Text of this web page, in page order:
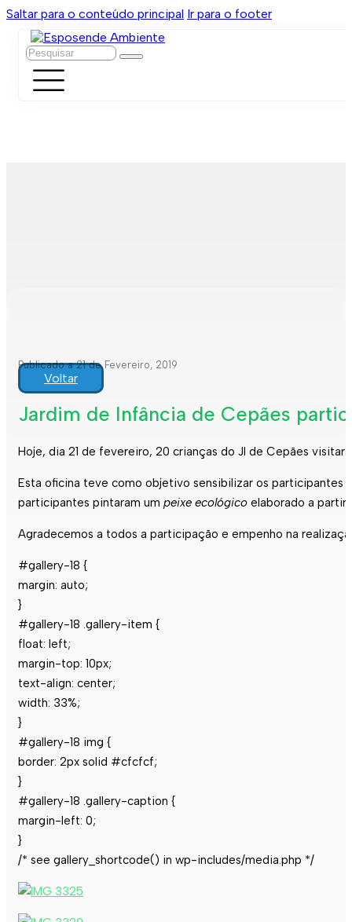
Saltar para o conteúdo principal Ir para o footer
Pesquisar
Publicado a 21 de Fevereiro, 2019
Voltar
Jardim de Infância de Cepães
Hoje, dia 21 de fevereiro, 20 crianças do JI de Cepães
Esta oficina teve como objetivo sensibilizar os participantes
participantes pintaram um peixe ecológico elaborado a partir
Agradecemos a todos a participação e empenho na
#gallery-18 {
margin: auto;
}
#gallery-18 .gallery-item {
float: left;
margin-top: 10px;
text-align: center;
width: 33%;
}
#gallery-18 img {
border: 2px solid #cfcfcf;
}
#gallery-18 .gallery-caption {
margin-left: 0;
}
/* see gallery_shortcode() in wp-includes/media.php */